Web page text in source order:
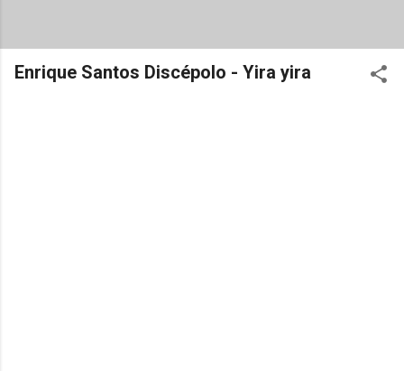
Enrique Santos Discépolo - Yira yira